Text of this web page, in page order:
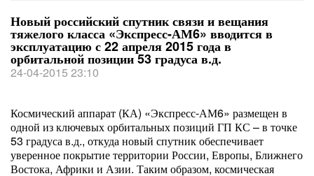
Новый российский спутник связи и вещания
тяжелого класса «Экспресс-АМ6» вводится в
эксплуатацию с 22 апреля 2015 года в
орбитальной позиции 53 градуса в.д.
24-04-2015 23:10
Космический аппарат (КА) «Экспресс-АМ6» размещен в
одной из ключевых орбитальных позиций ГП КС – в точке
53 градуса в.д., откуда новый спутник обеспечивает
уверенное покрытие территории России, Европы, Ближнего
Востока, Африки и Азии. Таким образом, космическая